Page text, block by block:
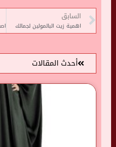
السابق
اهمية زيت البالمولين لجمالك
أحدث المقالات